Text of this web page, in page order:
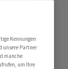
Kennungen
unsere Partner
manche
um Ihre